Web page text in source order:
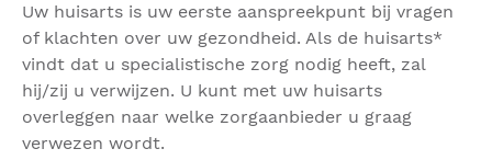
Uw huisarts is uw eerste aanspreekpunt bij vragen
of klachten over uw gezondheid. Als de huisarts*
vindt dat u specialistische zorg nodig heeft, zal
hij/zij u verwijzen. U kunt met uw huisarts
overleggen naar welke zorgaanbieder u graag
verwezen wordt.